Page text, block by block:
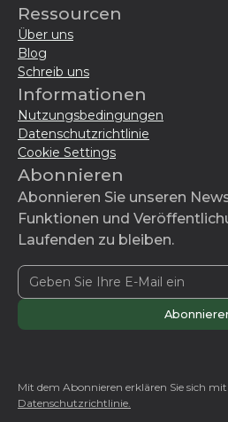
Ressourcen
Über uns
Blog
Schreib uns
Informationen
Nutzungsbedingungen
Datenschutzrichtlinie
Cookie Settings
Abonnieren
Abonnieren Sie unseren
Funktionen und
Laufenden zu bleiben.
Mit dem Abonnieren erklären Sie sich
Datenschutzrichtlinie.